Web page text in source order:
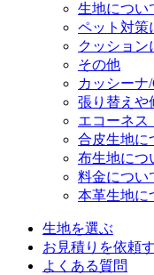
生地につい
ペット対策
クッション
その他
カッシーナ/
張り替えや
エコーネ
合皮生地に
布生地につ
料金につい
本革生地に
生地を選ぶ
お見積りを依頼
よくある質問